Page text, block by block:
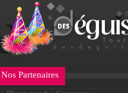
Nos Partenaires